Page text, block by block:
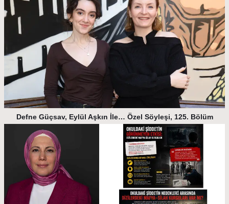
Defne Güçsav, Eylül Aşkın İle… Özel Söyleşi, 125. Bölüm